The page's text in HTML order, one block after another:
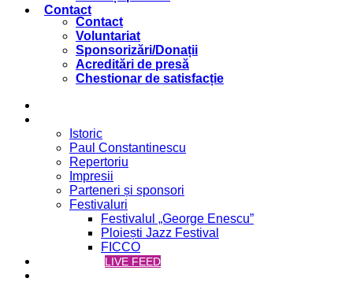
Contact
Contact
Voluntariat
Sponsorizări/Donații
Acreditări de presă
Chestionar de satisfacție
Istoric
Paul Constantinescu
Repertoriu
Impresii
Parteneri și sponsori
Festivaluri
Festivalul „George Enescu”
Ploiești Jazz Festival
FICCO
LIVE FEED